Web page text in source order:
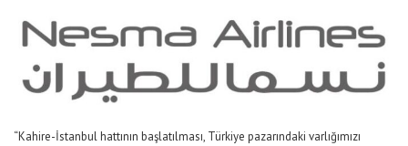
“Kahire-İstanbul hattının başlatılması, Türkiye pazarındaki varlığımızı